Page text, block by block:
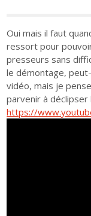
Oui mais il faut
ressort pour
presseurs sans
le démontage,
vidéo, mais je
parvenir à
https://